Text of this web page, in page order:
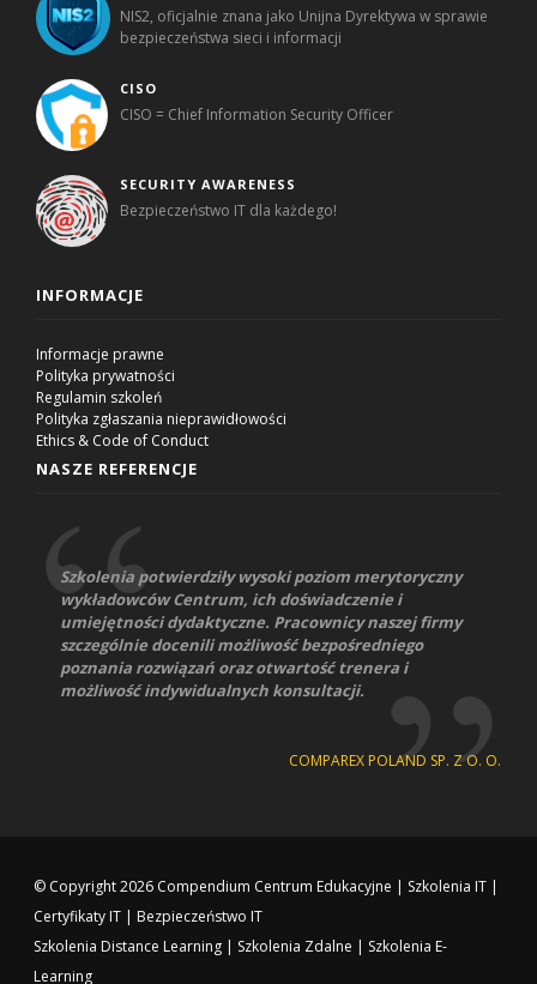
NIS2, oficjalnie znana jako Unijna Dyrektywa w sprawie
bezpieczeństwa sieci i informacji
CISO
CISO = Chief Information Security Officer
SECURITY AWARENESS
Bezpieczeństwo IT dla każdego!
INFORMACJE
Informacje prawne
Polityka prywatności
Regulamin szkoleń
Polityka zgłaszania nieprawidłowości
Ethics & Code of Conduct
NASZE REFERENCJE
Szkolenia potwierdziły wysoki poziom merytoryczny
wykładowców Centrum, ich doświadczenie i
umiejętności dydaktyczne. Pracownicy naszej firmy
szczególnie docenili możliwość bezpośredniego
poznania rozwiązań oraz otwartość trenera i
możliwość indywidualnych konsultacji.
COMPAREX POLAND SP. Z O. O.
© Copyright 2026 Compendium Centrum Edukacyjne | Szkolenia IT |
Certyfikaty IT | Bezpieczeństwo IT
Szkolenia Distance Learning | Szkolenia Zdalne | Szkolenia E-
Learning